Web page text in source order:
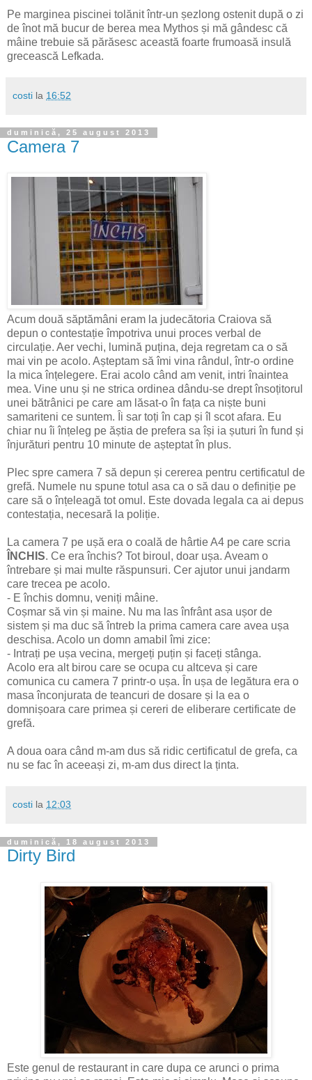
Pe marginea piscinei tolănit într-un șezlong ostenit după o zi
de înot mă bucur de berea mea Mythos și mă gândesc că
mâine trebuie să părăsesc această foarte frumoasă insulă
grecească Lefkada.
costi la 16:52
duminică, 25 august 2013
Camera 7
Acum două săptămâni eram la judecătoria Craiova să
depun o contestație împotriva unui proces verbal de
circulație. Aer vechi, lumină puțina, deja regretam ca o să
mai vin pe acolo. Așteptam să îmi vina rândul, într-o ordine
la mica înțelegere. Erai acolo când am venit, intri înaintea
mea. Vine unu și ne strica ordinea dându-se drept însoțitorul
unei bătrânici pe care am lăsat-o în fața ca niște buni
samariteni ce suntem. Îi sar toți în cap și îl scot afara. Eu
chiar nu îi înțeleg pe ăștia de prefera sa își ia șuturi în fund și
înjurături pentru 10 minute de așteptat în plus.
Plec spre camera 7 să depun și cererea pentru certificatul de
grefă. Numele nu spune totul asa ca o să dau o definiție pe
care să o înțeleagă tot omul. Este dovada legala ca ai depus
contestația, necesară la poliție.
La camera 7 pe ușă era o coală de hârtie A4 pe care scria
ÎNCHIS. Ce era închis? Tot biroul, doar ușa. Aveam o
întrebare și mai multe răspunsuri. Cer ajutor unui jandarm
care trecea pe acolo.
- E închis domnu, veniți mâine.
Coșmar să vin și maine. Nu ma las înfrânt asa ușor de
sistem și ma duc să întreb la prima camera care avea ușa
deschisa. Acolo un domn amabil îmi zice:
- Intrați pe ușa vecina, mergeți puțin și faceți stânga.
Acolo era alt birou care se ocupa cu altceva și care
comunica cu camera 7 printr-o ușa. În ușa de legătura era o
masa înconjurata de teancuri de dosare și la ea o
domnișoara care primea și cereri de eliberare certificate de
grefă.
A doua oara când m-am dus să ridic certificatul de grefa, ca
nu se fac în aceeași zi, m-am dus direct la ținta.
costi la 12:03
duminică, 18 august 2013
Dirty Bird
Este genul de restaurant in care dupa ce arunci o prima